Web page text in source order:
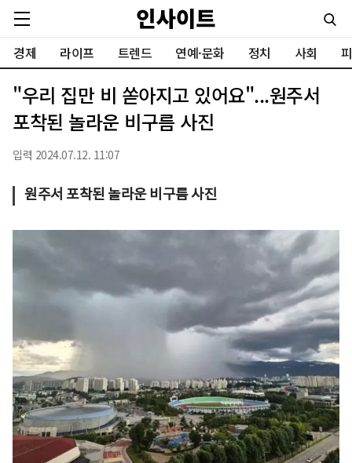
경제 라이프 트렌드 연예·문화 정치 사회
"우리 집만 비 쏟아지고 있어요"...원주서
포착된 놀라운 비구름 사진
입력 2024.07.12. 11:07
원주서 포착된 놀라운 비구름 사진